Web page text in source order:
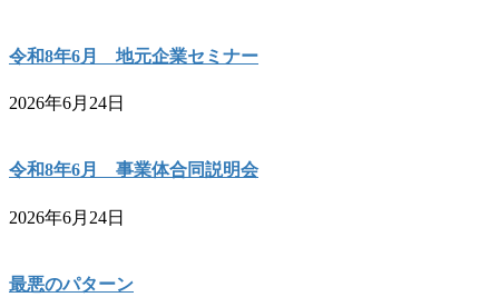
令和8年6月 地元企業セミナー
2026年6月24日
令和8年6月 事業体合同説明会
2026年6月24日
最悪のパターン